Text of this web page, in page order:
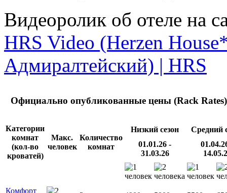
Видеоролик об отеле на
HRS Video (Herzen
Адмиралтейский) | HRS
Официально опубликованные цены (Rack Rates)
Категории
комнат
(кол-во
кроватей)
Макс.
человек
Количество
комнат
Низкий сезон
Средний
01.01.26 -
31.03.26
Комфорт